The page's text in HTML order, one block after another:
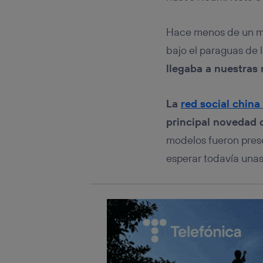
Hace menos de un
bajo el paraguas de
llegaba a nuestras
La red social
principal novedad
modelos fueron
esperar todavía
Puedes
inferior
Para